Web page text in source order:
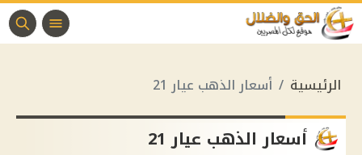
الرئيسية أسعار الذهب عيار 21
أسعار الذهب عيار 21